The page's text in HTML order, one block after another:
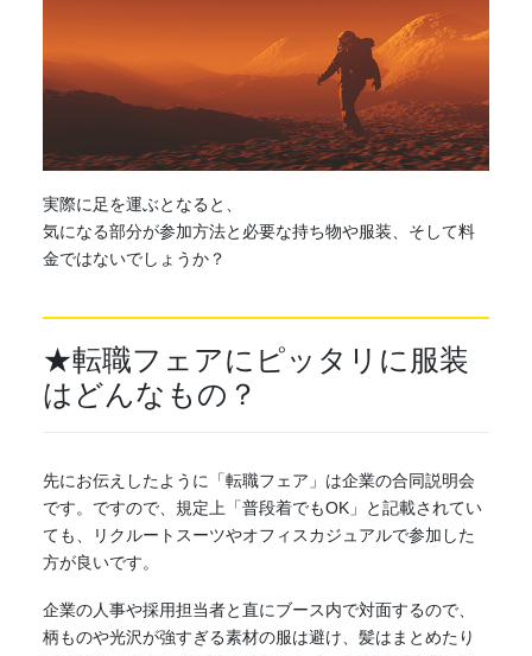
実際に足を運ぶとなると、
気になる部分が参加方法と必要な持ち物や服装、そして料
金ではないでしょうか？
★転職フェアにピッタリに服装
はどんなもの？
先にお伝えしたように「転職フェア 」は企業の合同説明会
です。ですので、規定上「普段着でもOK」と記載されてい
ても、リクルートスーツやオフィスカジュアルで参加した
方が良いです。
企業の人事や採用担当者と直にブース内で対面するので、
柄ものや光沢が強すぎる素材の服は避け、髪はまとめたり